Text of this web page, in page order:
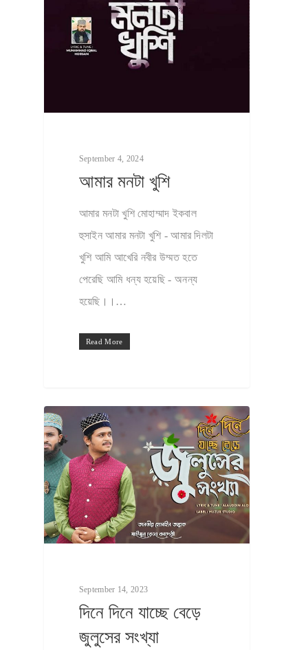
September 4, 2024
আমার মনটা খুশি
আমার মনটা খুশি মোহাম্মাদ ইকবাল
হুসাইন আমার মনটা খুশি - আমার দিলটা
খুশি আমি আখেরি নবীর উম্মত হতে
পেরেছি আমি ধন্য হয়েছি - অনন্য
হয়েছি।।…
Read More
September 14, 2023
দিনে দিনে যাচ্ছে বেড়ে
জুলুসের সংখ্যা